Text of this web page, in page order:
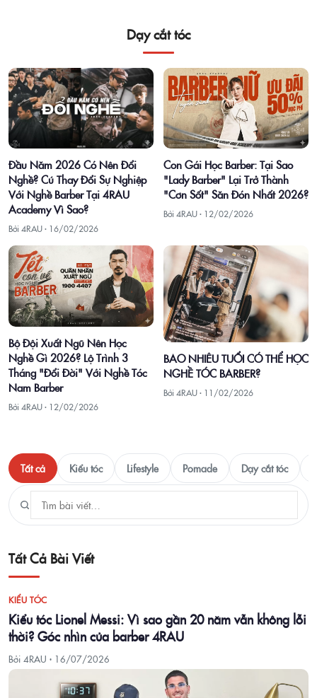
Dạy cắt tóc
Đầu Năm 2026 Có Nên Đổi
Nghề? Cú Thay Đổi Sự Nghiệp
Với Nghề Barber Tại 4RAU
Academy Vì Sao?
Bởi 4RAU · 16/02/2026
Con Gái Học Barber: Tại Sao
"Lady Barber" Lại Trở Thành
"Cơn Sốt" Săn Đón Nhất 2026?
Bởi 4RAU · 12/02/2026
Bộ Đội Xuất Ngũ Nên Học
Nghề Gì 2026? Lộ Trình 3
Tháng "Đổi Đời" Với Nghề Tóc
Nam Barber
Bởi 4RAU · 12/02/2026
BAO NHIÊU TUỔI CÓ THỂ HỌC
NGHỀ TÓC BARBER?
Bởi 4RAU · 11/02/2026
Tất cả Kiểu tóc Lifestyle Pomade Dạy cắt tóc
Tất Cả Bài Viết
KIỂU TÓC
Kiểu tóc Lionel Messi: Vì sao gần 20 năm vẫn không lỗi
thời? Góc nhìn của barber 4RAU
Bởi 4RAU · 16/07/2026